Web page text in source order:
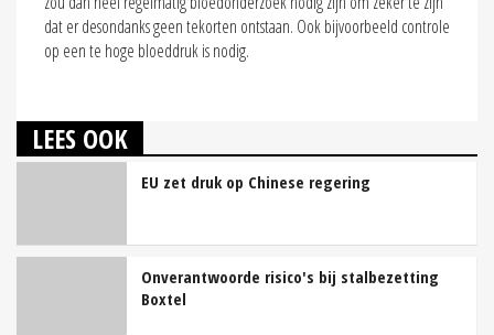
dat er desondanks geen tekorten ontstaan. Ook bijvoorbeeld controle
op een te hoge bloeddruk is nodig.
LEES OOK
EU zet druk op Chinese regering
Onverantwoorde risico's bij stalbezetting
Boxtel